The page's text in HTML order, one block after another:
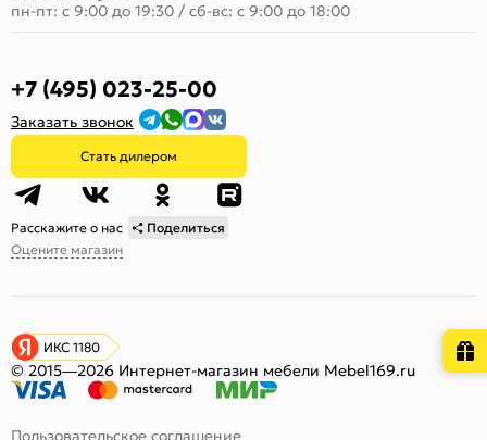
пн-пт: с 9:00 до 19:30 / сб-вс: с 9:00 до 18:00
+7 (495) 023-25-00
Заказать звонок
Стать дилером
Расскажите о нас
Поделиться
Оцените магазин
ИКС 1180
© 2015—2026 Интернет-магазин мебели Mebel169.ru